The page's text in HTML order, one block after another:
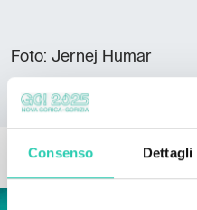
Consenso Dettagli
Foto: Jernej Humar
ALTRE NEWS